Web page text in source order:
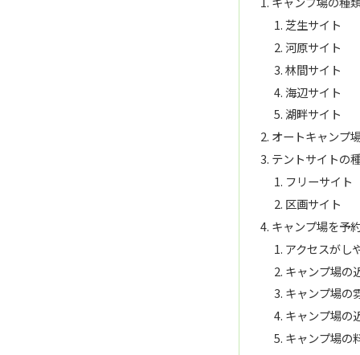
芝生サイト
河原サイト
林間サイト
海辺サイト
湖畔サイト
オートキャンプ
テントサイトの
フリーサイト
区画サイト
キャンプ場を予
アクセスがし
キャンプ場の
キャンプ場の
キャンプ場の
キャンプ場の